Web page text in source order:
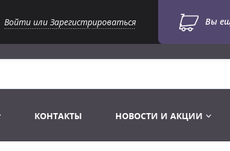
Войти или Зарегистрироваться Вы
КОНТАКТЫ НОВОСТИ И АКЦИИ